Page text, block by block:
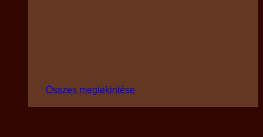
Összes megtekintése